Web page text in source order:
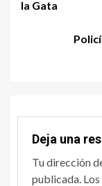
la Gata
Deja una
Tu dirección
publicada.